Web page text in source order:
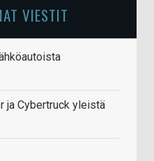
VIESTIT
ja Cybertruck yleistä